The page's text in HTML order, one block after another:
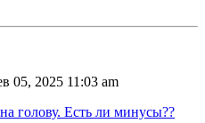
05, 2025 11:03 am
голову. Есть ли минусы??